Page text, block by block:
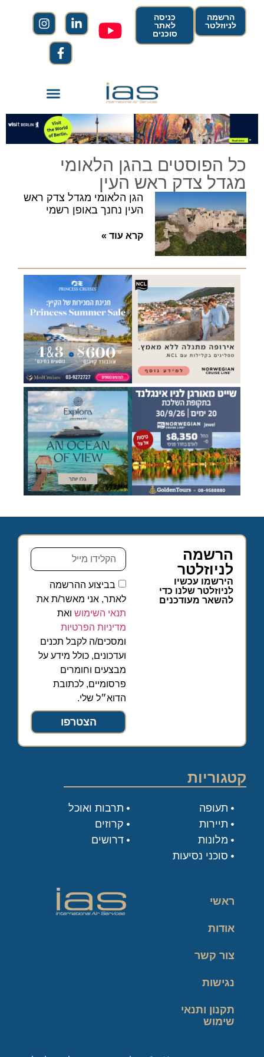
הרשמה
לניוזלטר
כניסה
לאתר
סוכנים
כל הפוסטים בהגן הלאומי
מגדל צדק ראש העין
הגן הלאומי מגדל צדק ראש
העין נחנך באופן רשמי
קרא עוד »
הרשמה
לניוזלטר
הירשמו עכשיו
לניוזלטר שלנו כדי
להשאר מעודכנים
בביצוע ההרשמה
לאתר, אני מאשר/ת את
תנאי השימוש ואת
מדיניות הפרטיות
ומסכים/ה לקבל תכנים
ועדכונים, כולל מידע על
מבצעים וחומרים
פרסומיים, לכתובת
הדוא״ל שלי.
הצטרפו
קטגוריות
תעופה
תיירות
מלונות
סוכני נסיעות
תרבות ואוכל
קרוזים
דרושים
ראשי
אודות
צור קשר
נגישות
תקנון ותנאי
שימוש